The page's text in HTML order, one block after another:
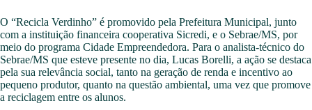
O “Recicla Verdinho” é promovido pela Prefeitura Municipal, junto
com a instituição financeira cooperativa Sicredi, e o Sebrae/MS, por
meio do programa Cidade Empreendedora. Para o analista-técnico do
Sebrae/MS que esteve presente no dia, Lucas Borelli, a ação se destaca
pela sua relevância social, tanto na geração de renda e incentivo ao
pequeno produtor, quanto na questão ambiental, uma vez que promove
a reciclagem entre os alunos.